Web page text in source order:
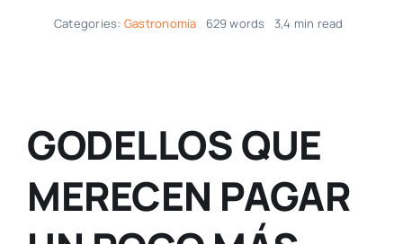
Categories: Gastronomía 629 words 3,4 min read
GODELLOS QUE
MERECEN PAGAR